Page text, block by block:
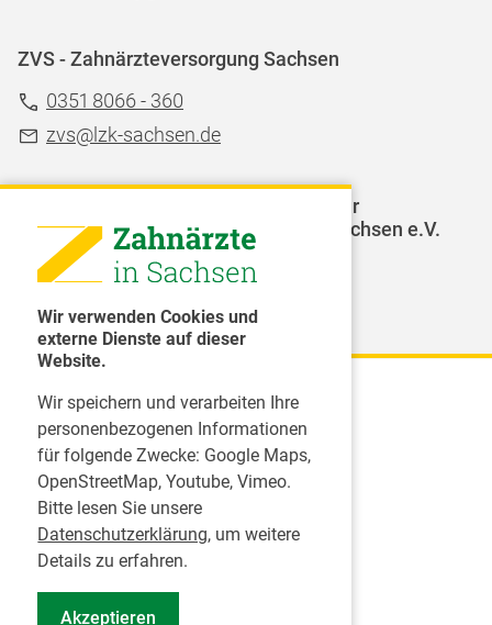
Wir verwenden Cookies und
externe Dienste auf dieser
Website.
Wir speichern und verarbeiten Ihre
personenbezogenen Informationen
für folgende Zwecke: Google Maps,
OpenStreetMap, Youtube, Vimeo.
Bitte lesen Sie unsere
Datenschutzerklärung, um weitere
Details zu erfahren.
Akzeptieren
ZVS - Zahnärzteversorgung Sachsen
0351 8066 - 360
zvs@lzk-sachsen.de
LAGZ - Landesarbeitsgemeinschaft für
Jugendzahnpflege des Freistaates Sachsen e.V.
Karriere
Inserate
Praktikum in einer Zahnarztpraxis
Jobs im Zahnärztehaus
Presse
Pressemitteilungen